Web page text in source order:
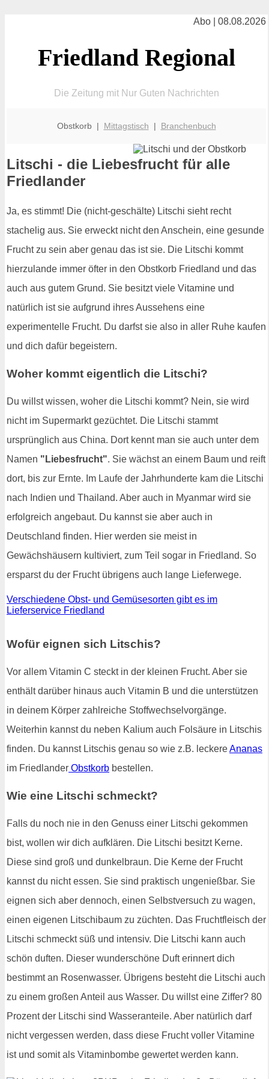
Abo | 08.08.2026
Friedland Regional
Die Zeitung mit Nur Guten Nachrichten
Obstkorb | Mittagstisch | Branchenbuch
Litschi - die Liebesfrucht für alle
Friedlander
Ja, es stimmt! Die (nicht-geschälte) Litschi sieht recht
stachelig aus. Sie erweckt nicht den Anschein, eine gesunde
Frucht zu sein aber genau das ist sie. Die Litschi kommt
hierzulande immer öfter in den Obstkorb Friedland und das
auch aus gutem Grund. Sie besitzt viele Vitamine und
natürlich ist sie aufgrund ihres Aussehens eine
experimentelle Frucht. Du darfst sie also in aller Ruhe kaufen
und dich dafür begeistern.
Woher kommt eigentlich die Litschi?
Du willst wissen, woher die Litschi kommt? Nein, sie wird
nicht im Supermarkt gezüchtet. Die Litschi stammt
ursprünglich aus China. Dort kennt man sie auch unter dem
Namen "Liebesfrucht". Sie wächst an einem Baum und reift
dort, bis zur Ernte. Im Laufe der Jahrhunderte kam die Litschi
nach Indien und Thailand. Aber auch in Myanmar wird sie
erfolgreich angebaut. Du kannst sie aber auch in
Deutschland finden. Hier werden sie meist in
Gewächshäusern kultiviert, zum Teil sogar in Friedland. So
ersparst du der Frucht übrigens auch lange Lieferwege.
Verschiedene Obst- und Gemüsesorten gibt es im
Lieferservice Friedland
Wofür eignen sich Litschis?
Vor allem Vitamin C steckt in der kleinen Frucht. Aber sie
enthält darüber hinaus auch Vitamin B und die unterstützen
in deinem Körper zahlreiche Stoffwechselvorgänge.
Weiterhin kannst du neben Kalium auch Folsäure in Litschis
finden. Du kannst Litschis genau so wie z.B. leckereAnanas
im Friedlander Obstkorb bestellen.
Wie eine Litschi schmeckt?
Falls du noch nie in den Genuss einer Litschi gekommen
bist, wollen wir dich aufklären. Die Litschi besitzt Kerne.
Diese sind groß und dunkelbraun. Die Kerne der Frucht
kannst du nicht essen. Sie sind praktisch ungenießbar. Sie
eignen sich aber dennoch, einen Selbstversuch zu wagen,
einen eigenen Litschibaum zu züchten. Das Fruchtfleisch der
Litschi schmeckt süß und intensiv. Die Litschi kann auch
schön duften. Dieser wunderschöne Duft erinnert dich
bestimmt an Rosenwasser. Übrigens besteht die Litschi auch
zu einem großen Anteil aus Wasser. Du willst eine Ziffer? 80
Prozent der Litschi sind Wasseranteile. Aber natürlich darf
nicht vergessen werden, dass diese Frucht voller Vitamine
ist und somit als Vitaminbombe gewertet werden kann.